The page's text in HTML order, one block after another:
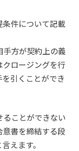
件について記載
手方が契約上の義
ロージングを行
引くことができ
ことができない
書を締結する段
えます。